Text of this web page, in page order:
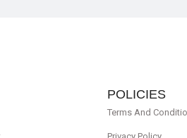
POLICIES
Terms And